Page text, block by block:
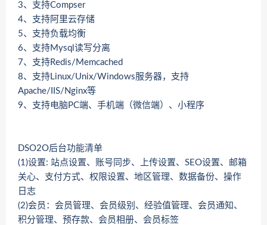
3、支持Compser
4、支持阿里云存储
5、支持负载均衡
6、支持Mysql读写分离
7、支持Redis/Memcached
8、支持Linux/Unix/Windows服务器，支持
Apache/IIS/Nginx等
9、支持电脑PC端、手机端（微信端）、小程序
DSO2O后台功能清单
(1)设置: 站点设置、账号同步、上传设置、SEO设置、邮箱
关心、支付方式、权限设置、地区管理、数据备份、操作
日志
(2)会员：会员管理、会员级别、经验值管理、会员通知、
积分管理、预存款、会员相册、会员标签